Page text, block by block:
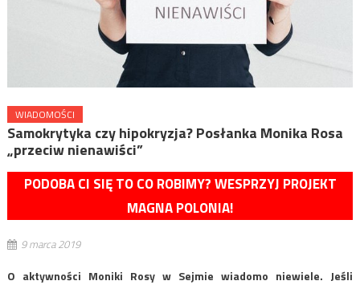
WIADOMOŚCI
Samokrytyka czy hipokryzja? Posłanka Monika Rosa
„przeciw nienawiści”
PODOBA CI SIĘ TO CO ROBIMY? WESPRZYJ PROJEKT
MAGNA POLONIA!
9 marca 2019
O aktywności Moniki Rosy w Sejmie wiadomo niewiele. Jeśli